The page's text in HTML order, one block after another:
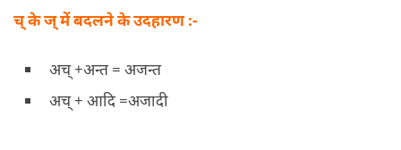
च् के ज् में बदलने के उदहारण :-
अच् +अन्त = अजन्त
अच् + आदि =अजादी